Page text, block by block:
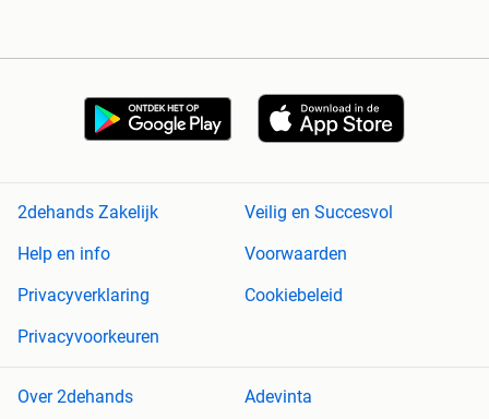
2dehands Zakelijk
Veilig en Succesvol
Help en info
Voorwaarden
Privacyverklaring
Cookiebeleid
Privacyvoorkeuren
Over 2dehands Adevinta